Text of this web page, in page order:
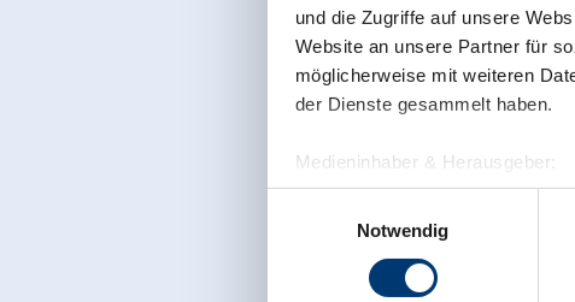
und die Zugriffe auf unsere
Website an unsere Partner für
möglicherweise mit weiteren
der Dienste gesammelt haben.
Medieninhaber & Herausgeber:
Zeller Bergbahnen Zillertal
Rohr 23// A-6280 Zell am Ziller
www.zillertalarena.com
Notwendig